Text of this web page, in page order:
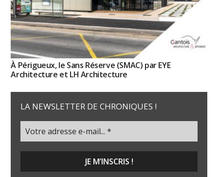
À Périgueux, le Sans Réserve (SMAC) par EYE
Architecture et LH Architecture
LA NEWSLETTER DE CHRONIQUES !